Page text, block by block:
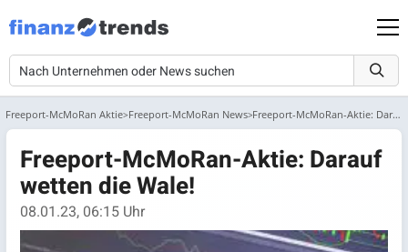
Freeport-McMoRan Aktie Freeport-McMoRan News Freeport-McMoRan-Aktie: Darauf wetten die Wale!
Freeport-McMoRan-Aktie: Darauf
wetten die Wale!
08.01.23, 06:15 Uhr